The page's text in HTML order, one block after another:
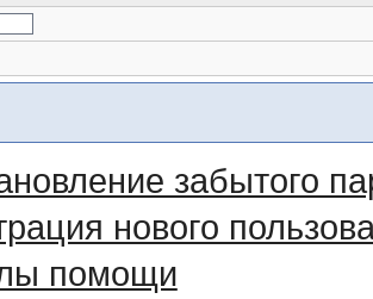
забытого
нового
помощи